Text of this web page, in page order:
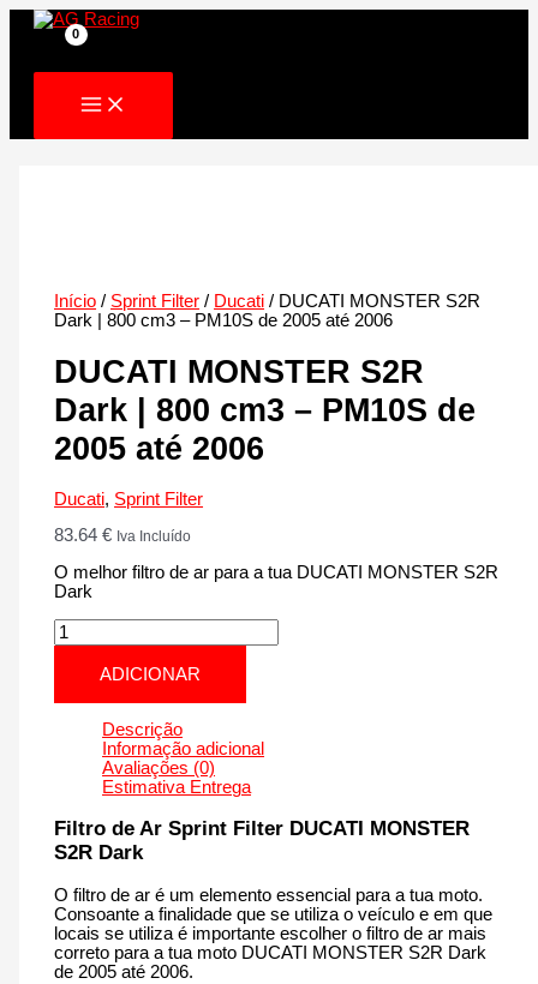
Skip
Início / Sprint Filter / Ducati / DUCATI MONSTER S2R
Dark | 800 cm3 – PM10S de 2005 até 2006
DUCATI MONSTER S2R
Dark | 800 cm3 – PM10S de
2005 até 2006
Ducati, Sprint Filter
83.64€ Iva Incluído
O melhor filtro de ar para a tua DUCATI MONSTER S2R
Dark
Quantidade
de
DUCATI
MONSTER
S2R
PM10S
de
2005
2006
ADICIONAR
Descrição
Informação adicional
Avaliações (0)
Estimativa Entrega
Filtro de Ar Sprint Filter DUCATI MONSTER
S2R Dark
O filtro de ar é um elemento essencial para a tua moto.
Consoante a finalidade que se utiliza o veículo e em que
locais se utiliza é importante escolher o filtro de ar mais
correto para a tua moto DUCATI MONSTER S2R Dark
de 2005 até 2006.